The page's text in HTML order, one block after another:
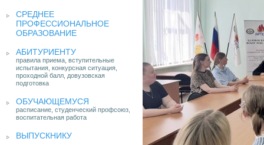
СРЕДНЕЕ
ПРОФЕССИОНАЛЬНОЕ
ОБРАЗОВАНИЕ
АБИТУРИЕНТУ
правила приема, вступительные
испытания, конкурсная ситуация,
проходной балл, довузовская
подготовка
ОБУЧАЮЩЕМУСЯ
расписание, студенческий профсоюз,
воспитательная работа
ВЫПУСКНИКУ